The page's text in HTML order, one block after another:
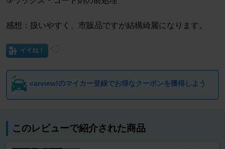
感想：扱いやすく、市販品ですが結構綺麗になります。
イイね！
carview!のマイカー登録でお得なクーポンを獲得しよう
このレビューで紹介された商品